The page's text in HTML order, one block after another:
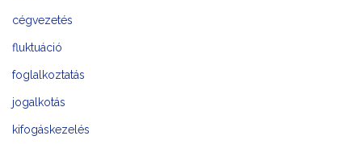
cégvezetés
fluktuáció
foglalkoztatás
jogalkotás
kifogáskezelés